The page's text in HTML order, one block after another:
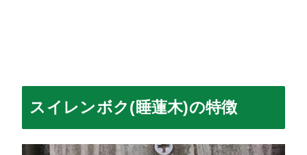
スイレンボク(睡蓮木)の特徴